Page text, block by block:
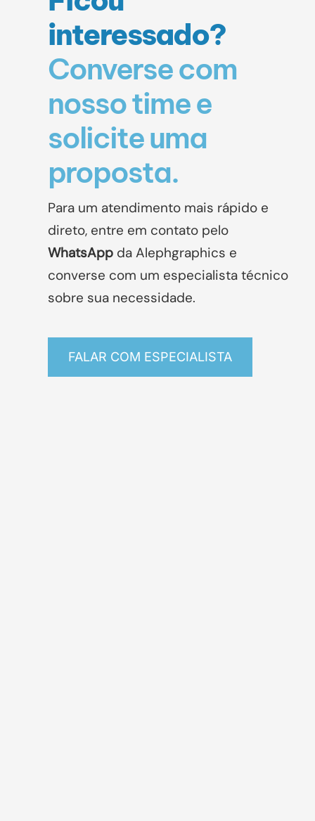
interessado?
Converse com
nosso time e
solicite uma
proposta.
Para um atendimento mais rápido e
direto, entre em contato pelo
WhatsApp da Alephgraphics e
converse com um especialista técnico
sobre sua necessidade.
FALAR COM ESPECIALISTA